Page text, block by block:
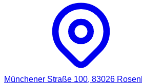
Münchener Straße 100, 83026